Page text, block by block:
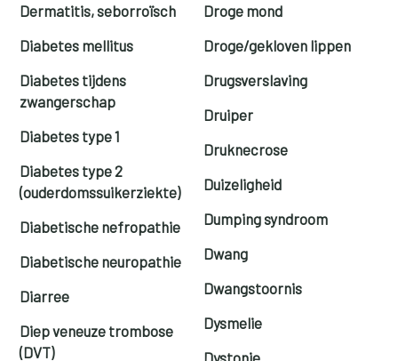
Dermatitis, seborroïsch
Diabetes mellitus
Diabetes tijdens
zwangerschap
Diabetes type 1
Diabetes type 2
(ouderdomssuikerziekte)
Diabetische nefropathie
Diabetische neuropathie
Diarree
Diep veneuze trombose
(DVT)
Droge mond
Droge/gekloven lippen
Drugsverslaving
Druiper
Druknecrose
Duizeligheid
Dumping syndroom
Dwang
Dwangstoornis
Dysmelie
Dystonie